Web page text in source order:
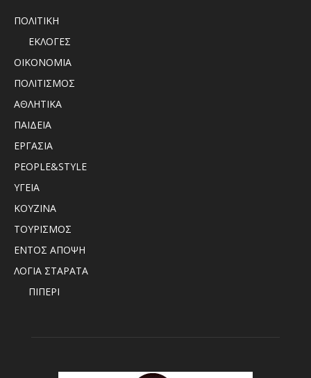
ΠΟΛΙΤΙΚΗ
ΕΚΛΟΓΕΣ
ΟΙΚΟΝΟΜΙΑ
ΠΟΛΙΤΙΣΜΟΣ
ΑΘΛΗΤΙΚΑ
ΠΑΙΔΕΙΑ
ΕΡΓΑΣΙΑ
PEOPLE&STYLE
ΥΓΕΙΑ
ΚΟΥΖΙΝΑ
ΤΟΥΡΙΣΜΟΣ
ΕΝΤΟΣ ΑΠΟΨΗ
ΛΟΓΙΑ ΣΤΑΡΑΤΑ
ΠΙΠΕΡΙ